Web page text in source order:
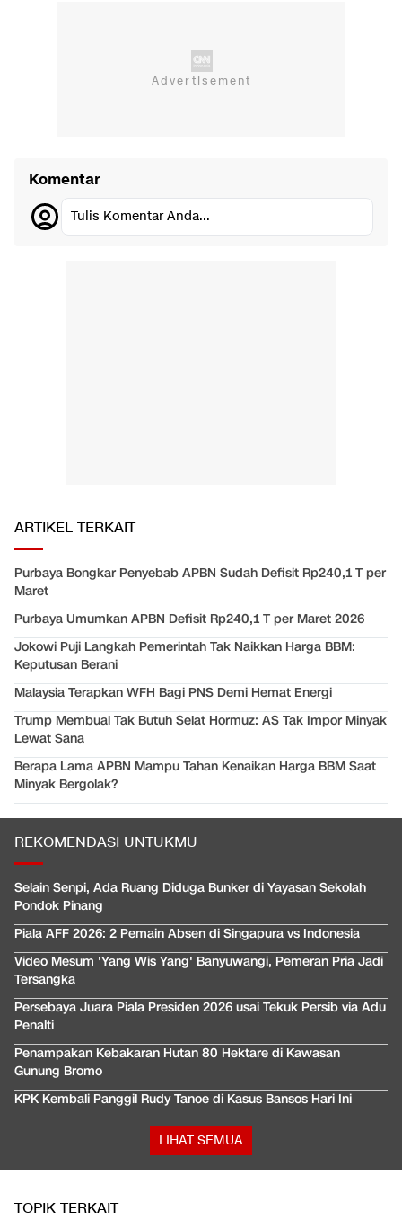
Komentar
Tulis Komentar Anda...
ARTIKEL TERKAIT
Purbaya Bongkar Penyebab APBN Sudah Defisit Rp240,1 T per
Maret
Purbaya Umumkan APBN Defisit Rp240,1 T per Maret 2026
Jokowi Puji Langkah Pemerintah Tak Naikkan Harga BBM:
Keputusan Berani
Malaysia Terapkan WFH Bagi PNS Demi Hemat Energi
Trump Membual Tak Butuh Selat Hormuz: AS Tak Impor Minyak
Lewat Sana
Berapa Lama APBN Mampu Tahan Kenaikan Harga BBM Saat
Minyak Bergolak?
REKOMENDASI UNTUKMU
Selain Senpi, Ada Ruang Diduga Bunker di Yayasan Sekolah
Pondok Pinang
Piala AFF 2026: 2 Pemain Absen di Singapura vs Indonesia
Video Mesum 'Yang Wis Yang' Banyuwangi, Pemeran Pria Jadi
Tersangka
Persebaya Juara Piala Presiden 2026 usai Tekuk Persib via Adu
Penalti
Penampakan Kebakaran Hutan 80 Hektare di Kawasan
Gunung Bromo
KPK Kembali Panggil Rudy Tanoe di Kasus Bansos Hari Ini
LIHAT SEMUA
TOPIK TERKAIT